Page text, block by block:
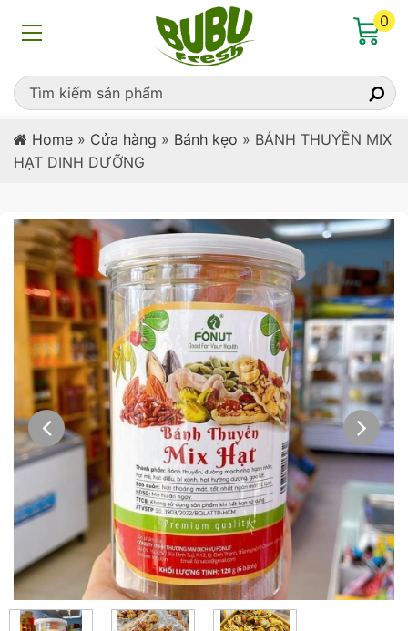
0
Home » Cửa hàng » Bánh kẹo » BÁNH THUYỀN MIX
HẠT DINH DƯỠNG